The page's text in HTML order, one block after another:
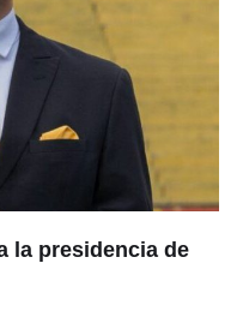
la presidencia de